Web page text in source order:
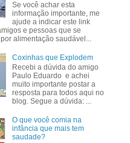
Se você achar esta
informação importante, me
ajude a indicar este link
e pessoas que se
alimentação saudável...
Coxinhas que Explodem
Recebi a dúvida do amigo
Paulo Eduardo e achei
muito importante postar a
resposta para todos aqui no
blog. Segue a dúvida: ...
O que você comia na
infância que mais tem
saudade?